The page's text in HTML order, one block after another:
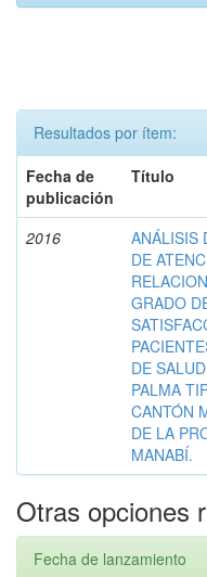
Resultados por ítem:
Fecha de
publicación
Título
2016
ANÁLISIS
DE
GRADO
DE
PALMA
CANTÓN
DE LA
MANABÍ.
Otras opciones
Fecha de lanzamiento